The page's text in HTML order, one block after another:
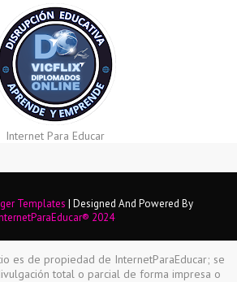
Internet Para Educar
Templates | Designed And Powered By
2024
es de propiedad de InternetParaEducar; se
total o parcial de forma impresa o